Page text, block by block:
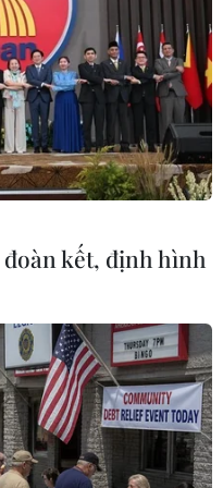
các đối tượng
Kandahar.
đoàn xe quân
đoàn kết, định hình